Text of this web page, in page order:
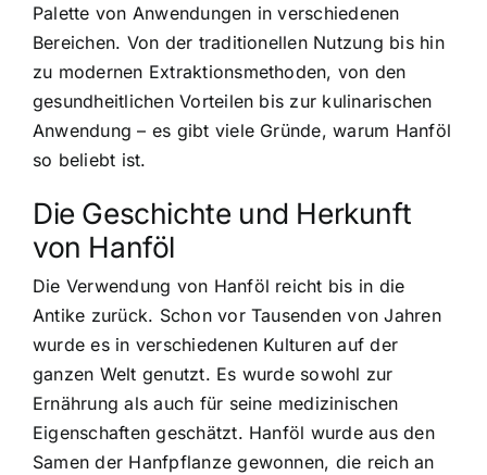
Palette von Anwendungen in verschiedenen
Bereichen. Von der traditionellen Nutzung bis hin
zu modernen Extraktionsmethoden, von den
gesundheitlichen Vorteilen bis zur kulinarischen
Anwendung – es gibt viele Gründe, warum Hanföl
so beliebt ist.
Die Geschichte und Herkunft
von Hanföl
Die Verwendung von Hanföl reicht bis in die
Antike zurück. Schon vor Tausenden von Jahren
wurde es in verschiedenen Kulturen auf der
ganzen Welt genutzt. Es wurde sowohl zur
Ernährung als auch für seine medizinischen
Eigenschaften geschätzt. Hanföl wurde aus den
Samen der Hanfpflanze gewonnen, die reich an